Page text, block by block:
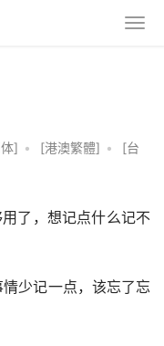
] • [港澳繁體] •
[台
了，想记点什么记不
少记一点，该忘了忘